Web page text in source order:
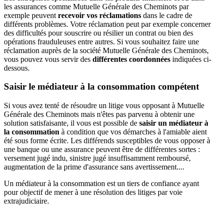
les assurances comme Mutuelle Générale des Cheminots par
exemple peuvent recevoir vos réclamations dans le cadre de
différents problèmes. Votre réclamation peut par exemple concerner
des difficultés pour souscrire ou résilier un contrat ou bien des
opérations frauduleuses entre autres. Si vous souhaitez faire une
réclamation auprès de la société Mutuelle Générale des Cheminots,
vous pouvez vous servir des différentes coordonnées indiquées ci-
dessous.
Saisir le médiateur à la consommation compétent
Si vous avez tenté de résoudre un litige vous opposant à Mutuelle
Générale des Cheminots mais n'êtes pas parvenu à obtenir une
solution satisfaisante, il vous est possible de saisir un médiateur à
la consommation à condition que vos démarches à l'amiable aient
été sous forme écrite. Les différends susceptibles de vous opposer à
une banque ou une assurance peuvent être de différentes sortes :
versement jugé indu, sinistre jugé insuffisamment remboursé,
augmentation de la prime d'assurance sans avertissement....
Un médiateur à la consommation est un tiers de confiance ayant
pour objectif de mener à une résolution des litiges par voie
extrajudiciaire.